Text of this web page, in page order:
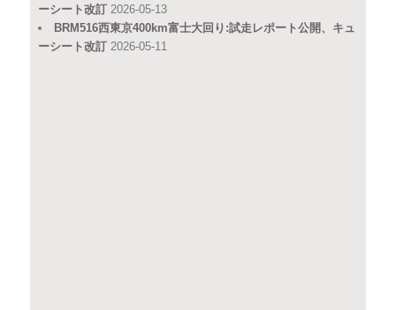
ーシート改訂 2026-05-13
BRM516西東京400km富士大回り:試走レポート公開、キュ
ーシート改訂 2026-05-11